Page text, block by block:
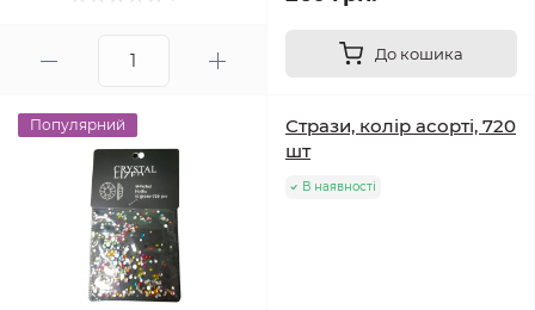
До кошика
Популярний
Стрази, колір асорті, 720
шт
В наявності